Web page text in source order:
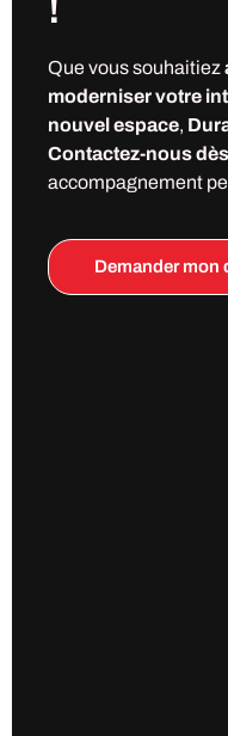
Que vous souhaitiez
moderniser votre
nouvel espace,
Contactez-nous
accompagnement
Demander mon